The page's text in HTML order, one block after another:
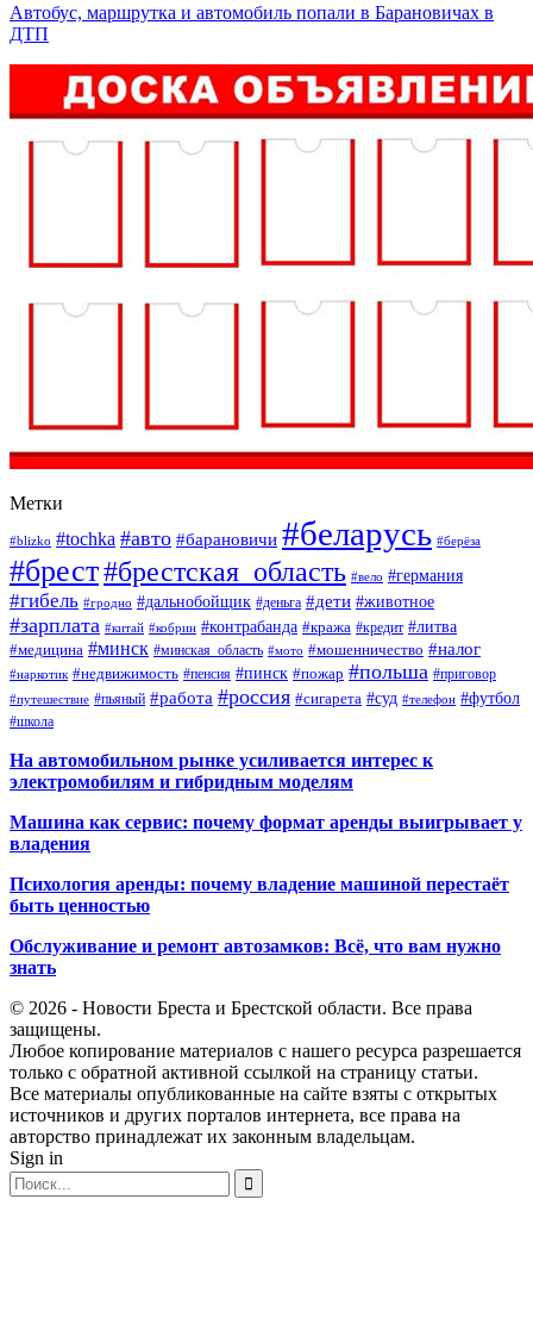
Автобус, маршрутка и автомобиль попали в Барановичах в
ДТП
Метки
#blizko #tochka #авто #барановичи #беларусь #берёза
#брест#брестская_область #вело #германия
#гибель #гродно #дальнобойщик #деньга #дети #животное
#зарплата #китай #кобрин #контрабанда #кража #кредит #литва
#медицина #минск #минская_область #мото #мошенничество #налог
#наркотик #недвижимость #пенсия #пинск #пожар #польша #приговор
#путешествие #пьяный #работа #россия #сигарета #суд #телефон #футбол
#школа
На автомобильном рынке усиливается интерес к
электромобилям и гибридным моделям
Машина как сервис: почему формат аренды выигрывает у
владения
Психология аренды: почему владение машиной перестаёт
быть ценностью
Обслуживание и ремонт автозамков: Всё, что вам нужно
знать
© 2026 - Новости Бреста и Брестской области. Все права
защищены.
Любое копирование материалов с нашего ресурса разрешается
только с обратной активной ссылкой на страницу статьи.
Все материалы опубликованные на сайте взяты с открытых
источников и других порталов интернета, все права на
авторство принадлежат их законным владельцам.
Sign in